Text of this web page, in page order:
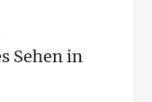
Sehen in